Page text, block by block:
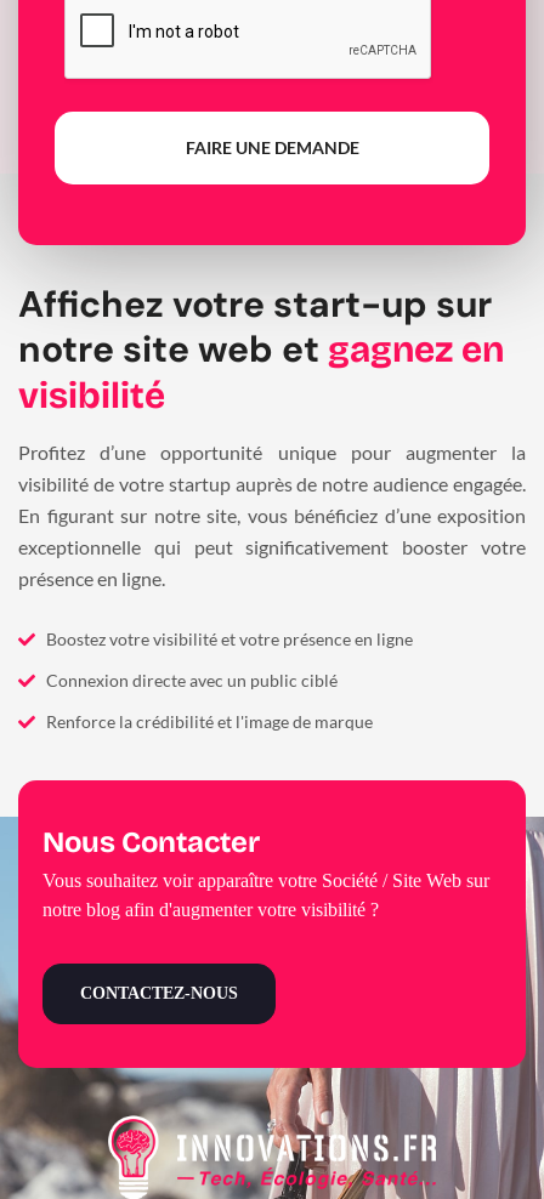
FAIRE UNE DEMANDE
Affichez votre start-up sur
notre site web et gagnez en
visibilité
Profitez d’une opportunité unique pour augmenter la
visibilité de votre startup auprès de notre audience engagée.
En figurant sur notre site, vous bénéficiez d’une exposition
exceptionnelle qui peut significativement booster votre
présence en ligne.
Boostez votre visibilité et votre présence en ligne
Connexion directe avec un public ciblé
Renforce la crédibilité et l'image de marque
Nous Contacter
Vous souhaitez voir apparaître votre Société / Site Web sur
notre blog afin d'augmenter votre visibilité ?
CONTACTEZ-NOUS